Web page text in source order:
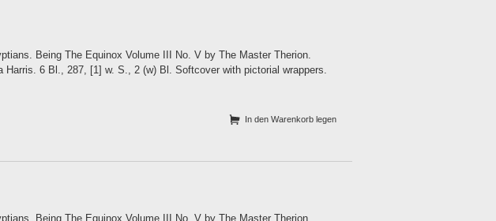
Being The Equinox Volume III No. V by The Master Therion.
6 Bl., 287, [1] w. S., 2 (w) Bl. Softcover with pictorial wrappers.
In den Warenkorb legen
Being The Equinox Volume III No. V by The Master Therion.